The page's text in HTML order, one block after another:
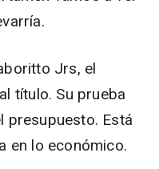
Jrs, el
título. Su prueba
presupuesto. Está
en lo económico.